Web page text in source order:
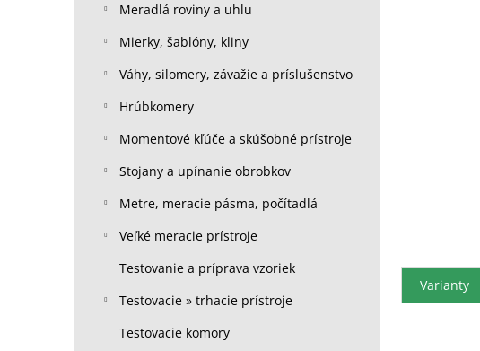
Meradlá roviny a uhlu
Mierky, šablóny, kliny
Váhy, silomery, závažie a príslušenstvo
Hrúbkomery
Momentové kľúče a skúšobné prístroje
Stojany a upínanie obrobkov
Metre, meracie pásma, počítadlá
Veľké meracie prístroje
Testovanie a príprava vzoriek
Testovacie » trhacie prístroje
Testovacie komory
Varianty